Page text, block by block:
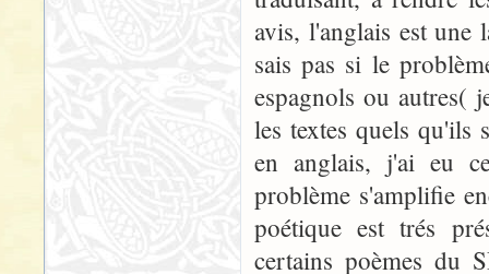
avis, l'anglais est une
sais pas si le
espagnols ou autres(
les textes quels qu'ils
en anglais, j'ai eu
problème s'amplifie
poétique est trés
certains poèmes du